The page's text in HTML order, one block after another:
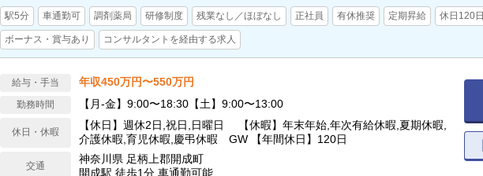
駅5分 車通勤可 調剤薬局 研修制度 残業なし／ほぼなし 正社員 有休推奨 定期昇給 休日120日
ボーナス・賞与あり コンサルタントを経由する求人
給与・手当 年収450万円〜550万円
勤務時間 【月-金】9:00〜18:30【土】9:00〜13:00
休日・休暇
【休日】週休2日,祝日,日曜日 【休暇】年末年始,年次有給休暇,夏期休暇,
介護休暇,育児休暇,慶弔休暇 GW 【年間休日】120日
交通
神奈川県 足柄上郡開成町
開成駅 徒歩1分 車通勤可能